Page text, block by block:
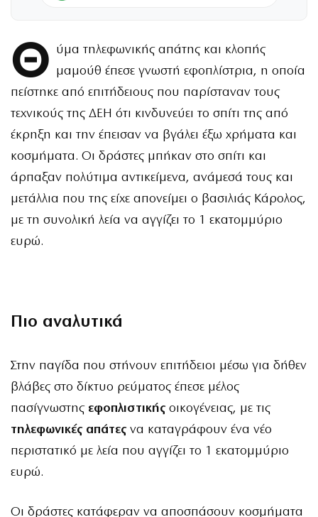
Θ ύμα τηλεφωνικής απάτης και κλοπής
μαμούθ έπεσε γνωστή εφοπλίστρια, η οποία
πείστηκε από επιτήδειους που παρίσταναν τους
τεχνικούς της ΔΕΗ ότι κινδυνεύει το σπίτι της από
έκρηξη και την έπεισαν να βγάλει έξω χρήματα και
κοσμήματα. Οι δράστες μπήκαν στο σπίτι και
άρπαξαν πολύτιμα αντικείμενα, ανάμεσά τους και
μετάλλια που της είχε απονείμει ο βασιλιάς Κάρολος,
με τη συνολική λεία να αγγίζει το 1 εκατομμύριο
ευρώ.
Πιο αναλυτικά
Στην παγίδα που στήνουν επιτήδειοι μέσω για δήθεν
βλάβες στο δίκτυο ρεύματος έπεσε μέλος
πασίγνωστης εφοπλιστικής οικογένειας, με τις
τηλεφωνικές απάτες να καταγράφουν ένα νέο
περιστατικό με λεία που αγγίζει το 1 εκατομμύριο
ευρώ.
Οι δράστες κατάφεραν να αποσπάσουν κοσμήματα